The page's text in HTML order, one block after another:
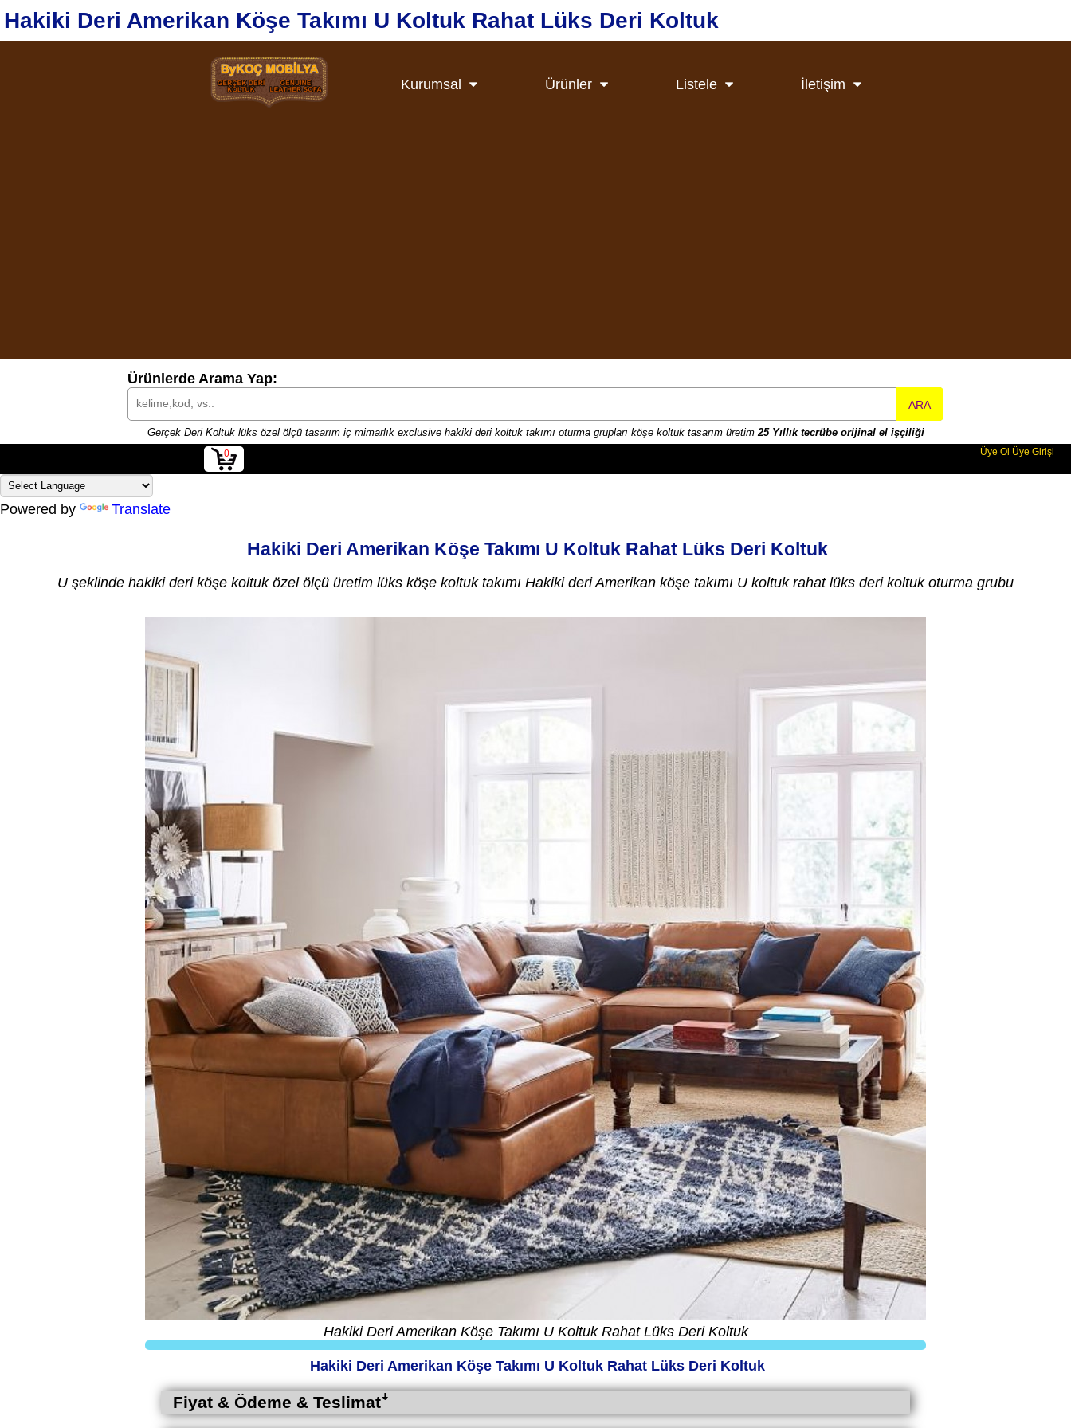
Hakiki Deri Amerikan Köşe Takımı U Koltuk Rahat Lüks Deri Koltuk
Kurumsal Ürünler Listele İletişim
Ürünlerde Arama Yap:
ARA
Gerçek Deri Koltuk lüks özel ölçü tasarım iç mimarlık exclusive hakiki deri koltuk takımı oturma grupları köşe koltuk tasarım üretim25 Yıllık tecrübe orijinal el işçiliği
0 Üye Ol Üye Girişi
Powered by Translate
Hakiki Deri Amerikan Köşe Takımı U Koltuk Rahat Lüks Deri Koltuk
U şeklinde hakiki deri köşe koltuk özel ölçü üretim lüks köşe koltuk takımı Hakiki deri Amerikan köşe takımı U koltuk rahat lüks deri koltuk oturma grubu
Hakiki Deri Amerikan Köşe Takımı U Koltuk Rahat Lüks Deri Koltuk
Hakiki Deri Amerikan Köşe Takımı U Koltuk Rahat Lüks Deri Koltuk
Fiyat & Ödeme & Teslimatꜜ